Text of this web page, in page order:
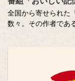
全国から寄せられた
数々。その作者であ
い、時に涙のドキ
MC ：藤井隆 進行